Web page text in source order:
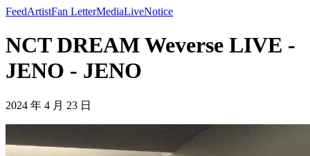
FeedArtistFan LetterMediaLiveNotice
NCT DREAM Weverse LIVE -
JENO - JENO
2024 年 4 月 23 日